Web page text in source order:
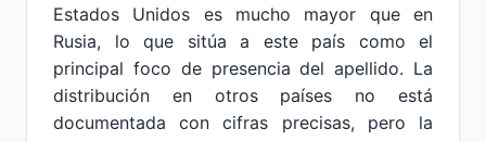
Estados Unidos es mucho mayor que en
Rusia, lo que sitúa a este país como el
principal foco de presencia del apellido. La
distribución en otros países no está
documentada con cifras precisas, pero la